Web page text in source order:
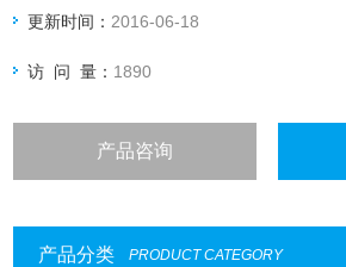
更新时间： 2016-06-18
访 问 量： 1890
产品咨询
产品分类 PRODUCT CATEGORY